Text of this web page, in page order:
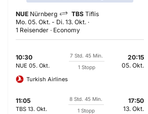
NUE Nürnberg TBS Tiflis
Mo. 05. Okt. - Di. 13. Okt.
1 Reisender
Economy
10:30
NUE 05. Okt.
7 Std. 45 Min.
1 Stopp
20:15
05. Okt.
Turkish Airlines
11:05
TBS 13. Okt.
8 Std. 45 Min.
1 Stopp
17:50
13. Okt.